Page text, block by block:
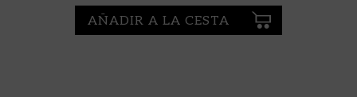
AÑADIR A LA CESTA